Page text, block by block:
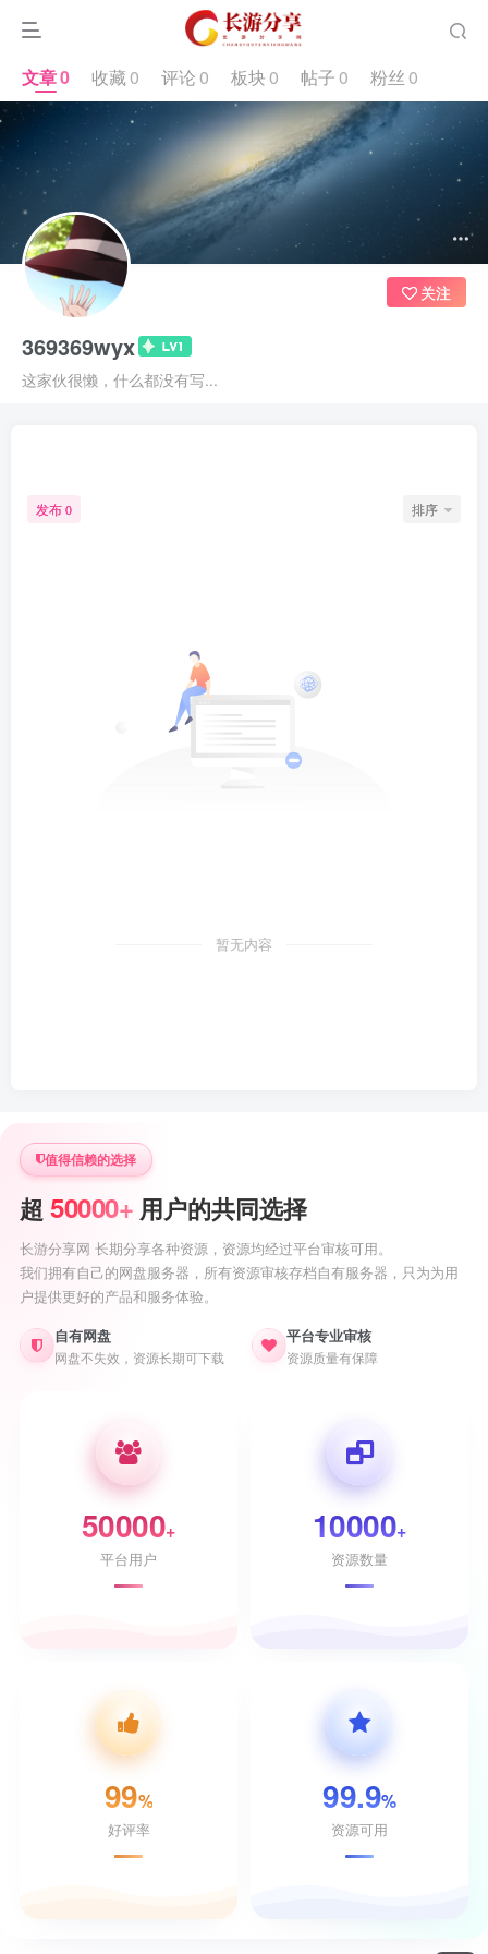
369369wyx
这家伙很懒，什么都没有写...
关注
文章0 收藏 0 评论 0 板块 0 帖子 0 粉丝 0
发布 0 排序
暂无内容
值得信赖的选择
超 50000+ 用户的共同选择
长游分享网 长期分享各种资源，资源均经过平台审核可用。
我们拥有自己的网盘服务器，所有资源审核存档自有服务器，只为为用
户提供更好的产品和服务体验。
自有网盘
网盘不失效，资源长期可下载
平台专业审核
资源质量有保障
50000+
平台用户
10000+
资源数量
99%
好评率
99.9%
资源可用